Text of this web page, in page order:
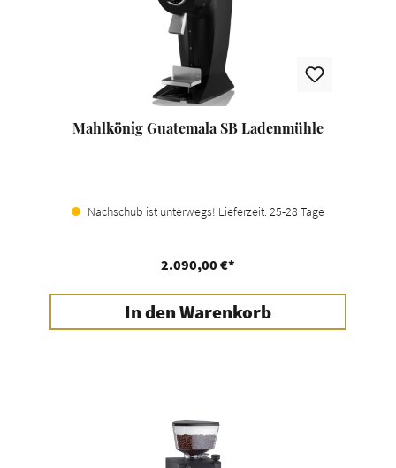
Mahlkönig Guatemala SB Ladenmühle
Nachschub ist unterwegs! Lieferzeit: 25-28 Tage
2.090,00 €*
In den Warenkorb